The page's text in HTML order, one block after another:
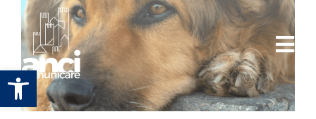
Apri la barra degli strumenti
Salta
contenuto